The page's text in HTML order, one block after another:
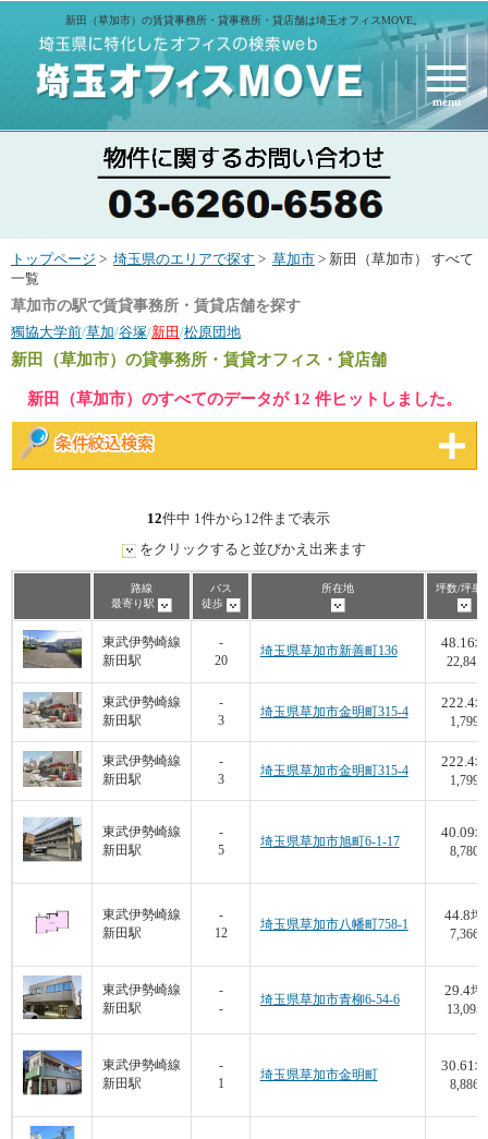
新田（草加市）の賃貸事務所・貸事務所・貸店舗は埼玉オフィスMOVE。
menu
トップページ > 埼玉県のエリアで探す > 草加市 > 新田（草加市） すべて
一覧
草加市の駅で賃貸事務所・賃貸店舗を探す
獨協大学前/草加/谷塚/新田 /松原団地
新田（草加市） の貸事務所・賃貸オフィス・貸店舗
新田（草加市）のすべてのデータが 12 件ヒットしました。
12件中 1件から12件まで表示
をクリックすると並びかえ出来ます
路線
最寄り駅
バス
徒歩
所在地 坪数/坪単
東武伊勢崎線
新田駅
-
20
埼玉県草加市新善町136
48.16坪
22,841
東武伊勢崎線
新田駅
-
3
埼玉県草加市金明町315-4
222.4坪
1,799
東武伊勢崎線
新田駅
-
3
埼玉県草加市金明町315-4
222.4坪
1,799
東武伊勢崎線
新田駅
-
5
埼玉県草加市旭町6-1-17
40.09坪
8,780
東武伊勢崎線
新田駅
-
12
埼玉県草加市八幡町758-1
44.8坪
7,366
東武伊勢崎線
新田駅
-
-
埼玉県草加市青柳6-54-6
29.4坪
13,095
東武伊勢崎線
新田駅
-
1
埼玉県草加市金明町
30.61坪
8,886